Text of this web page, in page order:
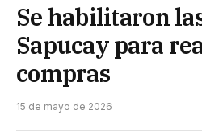
Se habilitaron
Sapucay para
compras
15 de mayo de 2026